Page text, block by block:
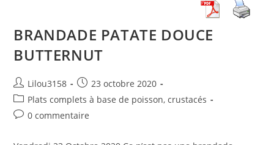
BRANDADE PATATE DOUCE
BUTTERNUT
Auteur/autrice
de
la
publication :
Lilou3158
Publication
publiée :
23 octobre 2020
Post
category:
Plats complets à base de poisson, crustacés
Commentaires
la
0 commentaire